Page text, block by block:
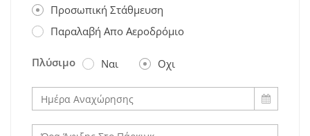
Προσωπική Στάθμευση
Παραλαβή Απο Αεροδρόμιο
Πλύσιμο Ναι Οχι